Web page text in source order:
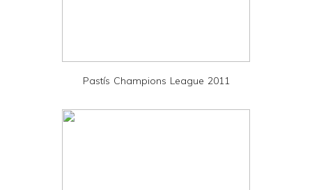
Pastís Champions League 2011